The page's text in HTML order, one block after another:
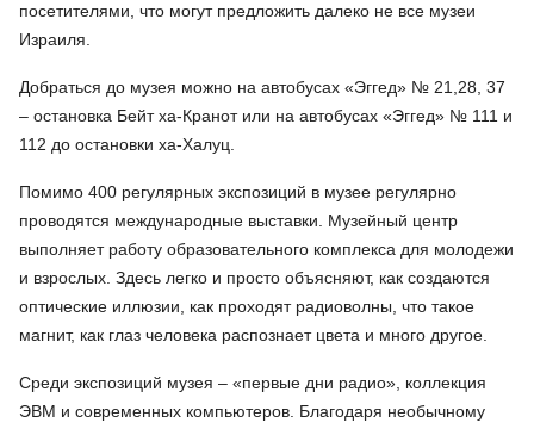
посетителями, что могут предложить далеко не все музеи
Израиля.
Добраться до музея можно на автобусах «Эггед» № 21,28, 37
– остановка Бейт ха-Кранот или на автобусах «Эггед» № 111 и
112 до остановки ха-Халуц.
Помимо 400 регулярных экспозиций в музее регулярно
проводятся международные выставки. Музейный центр
выполняет работу образовательного комплекса для молодежи
и взрослых. Здесь легко и просто объясняют, как создаются
оптические иллюзии, как проходят радиоволны, что такое
магнит, как глаз человека распознает цвета и много другое.
Среди экспозиций музея – «первые дни радио», коллекция
ЭВМ и современных компьютеров. Благодаря необычному